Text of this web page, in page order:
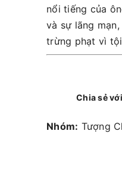
nổi tiếng của
và sự lãng
trừng phạt vì
Chia sẻ
Nhóm: Tượng